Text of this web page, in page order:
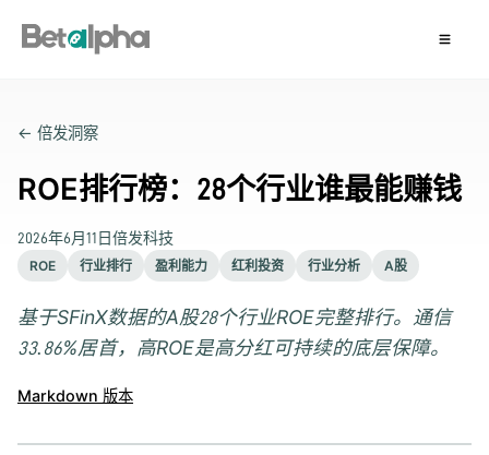
← 倍发洞察
ROE排行榜：28个行业谁最能赚钱
2026年6月11日倍发科技
ROE 行业排行 盈利能力 红利投资 行业分析 A股
基于SFinX数据的A股28个行业ROE完整排行。通信
33.86%居首，高ROE是高分红可持续的底层保障。
Markdown 版本